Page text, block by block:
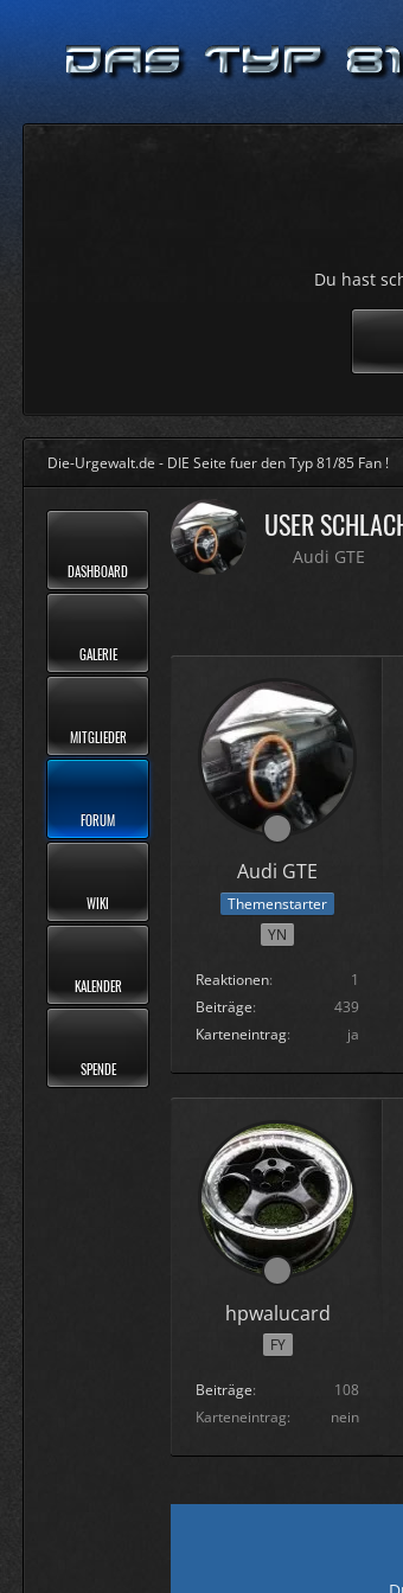
Du hast
Die-Urgewalt.de - DIE Seite fuer den Typ 81/85 Fan !
DASHBOARD
GALERIE
MITGLIEDER
FORUM
WIKI
KALENDER
SPENDE
USER
Audi GTE
Audi GTE
Themenstarter
YN
Reaktionen
1
Beiträge
439
Karteneintrag
ja
hpwalucard
FY
Beiträge
108
Karteneintrag
nein